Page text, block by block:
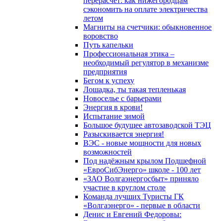
сэкономить на оплате электричества
летом
Магниты на счетчики: обыкновенное
воровство
Путь капельки
Профессиональная этика –
необходимый регулятор в механизме
предприятия
Бегом к успеху
Лошадка, ты такая тепленькая
Новоселье с барьерами
Энергия в крови!
Испытание зимой
Большое будущее автозаводской ТЭЦ
Разыскивается энергия!
ВЭС - новые мощности для новых
возможностей
Под надёжным крылом Подшефной
«ЕвроСибЭнерго» школе - 100 лет
«ЗАО Волгаэнергосбыт» приняло
участие в круглом столе
Команда лучших Туристы ГК
«Волгаэнерго» - первые в области
Денис и Евгений Федоровы: